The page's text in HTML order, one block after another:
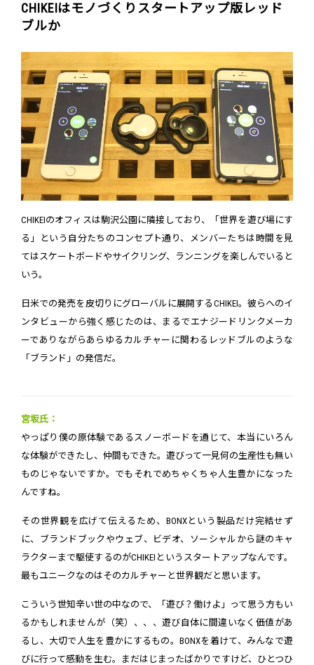
CHIKEIはモノづくりスタートアップ版レッド
ブルか
CHIKEIのオフィスは駒沢公園に隣接しており、「世界を遊び場にす
る」という自分たちのコンセプト通り、メンバーたちは時間を見
てはスケートボードやサイクリング、ランニングを楽しんでいると
いう。
日米での発売を皮切りにグローバルに展開するCHIKEI。彼らへのイ
ンタビューから強く感じたのは、まるでエナジードリンクメーカ
ーでありながらあらゆるカルチャーに関わるレッドブルのような
「ブランド」の発信だ。
宮坂氏：
やっぱり僕の原体験であるスノーボードを通じて、本当にいろん
な体験ができたし、仲間もできた。遊びって一見何の生産性も無い
ものじゃないですか。でもそれでめちゃくちゃ人生豊かになった
んですね。
その世界観を広げて伝えるため、BONXという製品だけ完結せず
に、ブランドブックやウェブ、ビデオ、ソーシャルから謎のキャ
ラクターまで駆使するのがCHIKEIというスタートアップなんです。
最もユニークなのはそのカルチャーと世界観だと思います。
こういう世知辛い世の中なので、「遊び？働けよ」って思う方もい
るかもしれませんが（笑）、、、遊び自体に間違いなく価値があ
るし、大切で人生を豊かにするもの。BONXを着けて、みんなで遊
びに行って感動を生む。まだはじまったばかりですけど、ひとつひ